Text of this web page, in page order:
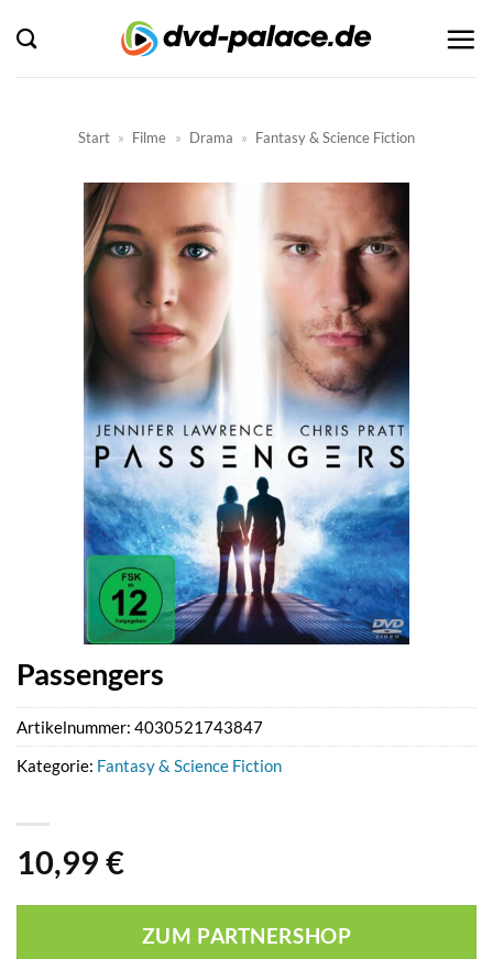
Inhalt
springen
Start » Filme » Drama » Fantasy & Science Fiction
Passengers
10,99 €
ZUM PARTNERSHOP
Artikelnummer: 4030521743847
Kategorie: Fantasy & Science Fiction